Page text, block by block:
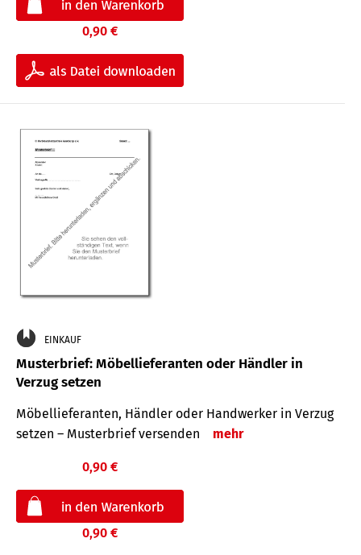
0,90 €
EINKAUF
Musterbrief: Möbellieferanten oder Händler in
Verzug setzen
Möbellieferanten, Händler oder Handwerker in Verzug
setzen – Musterbrief versenden
mehr
0,90 €
0,90 €